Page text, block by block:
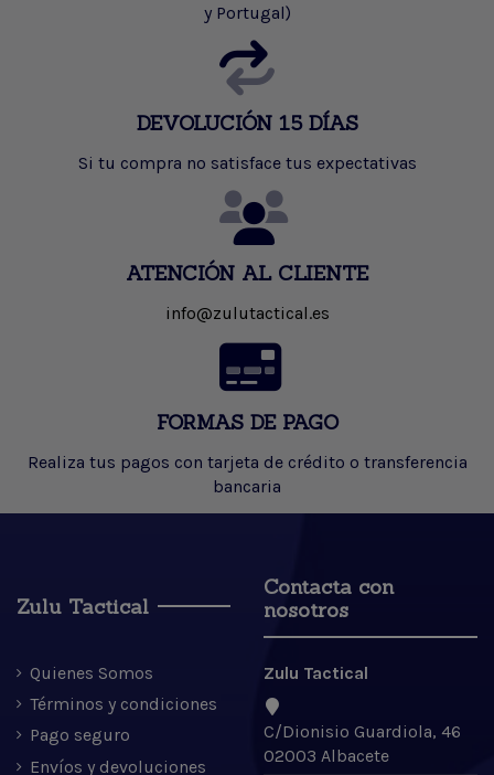
y Portugal)
DEVOLUCIÓN 15 DÍAS
Si tu compra no satisface tus expectativas
ATENCIÓN AL CLIENTE
info@zulutactical.es
FORMAS DE PAGO
Realiza tus pagos con tarjeta de crédito o transferencia
bancaria
Zulu Tactical
Quienes Somos
Términos y condiciones
Pago seguro
Envíos y devoluciones
Contacta con
nosotros
Zulu Tactical
C/Dionisio Guardiola, 46
02003 Albacete